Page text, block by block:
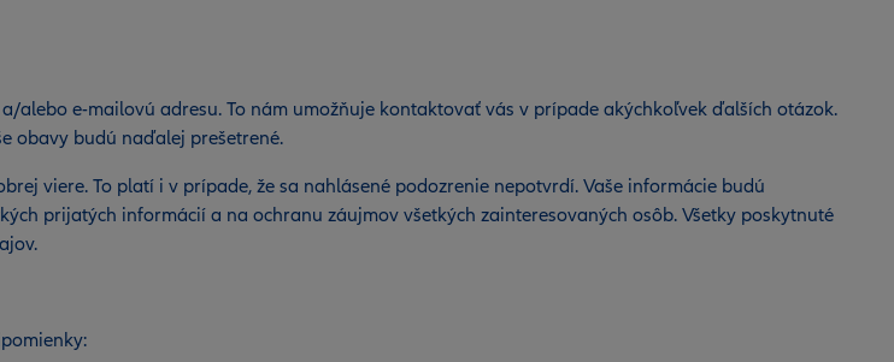
alebo e-mailovú adresu. To nám umožňuje kontaktovať vás v prípade akýchkoľvek ďalších otázok.
obavy budú naďalej prešetrené.
viere. To platí i v prípade, že sa nahlásené podozrenie nepotvrdí. Vaše informácie budú
prijatých informácií a na ochranu záujmov všetkých zainteresovaných osôb. Všetky poskytnuté